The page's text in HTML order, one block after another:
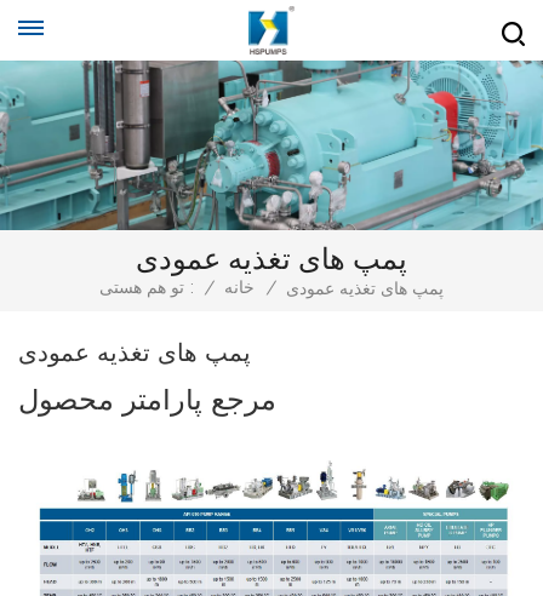
پمپ های تغذیه عمودی
تو هم هستی : / خانه / پمپ های تغذیه عمودی
پمپ های تغذیه عمودی
مرجع پارامتر محصول